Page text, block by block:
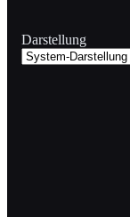
Darstellung